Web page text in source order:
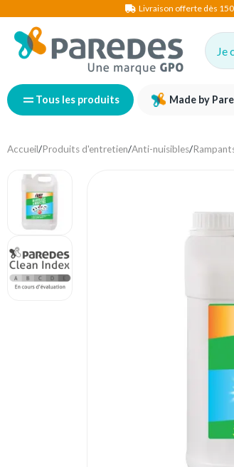
Livraison offerte dès
Je
Tous les produits Made by
Accueil/Produits d'entretien/Anti-nuisibles/